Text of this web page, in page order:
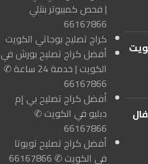
| فحص كمبيوتر بنتلي
66167866
كراج تصليح بوجاتي الكويت
أفضل كراج تصليح بورش في
الكويت | خدمة 24 ساعة ✆
66167866
أفضل كراج تصليح بي إم
دبليو في الكويت ✆
66167866
أفضل كراج تصليح تويوتا
في الكويت ✆ 66167866